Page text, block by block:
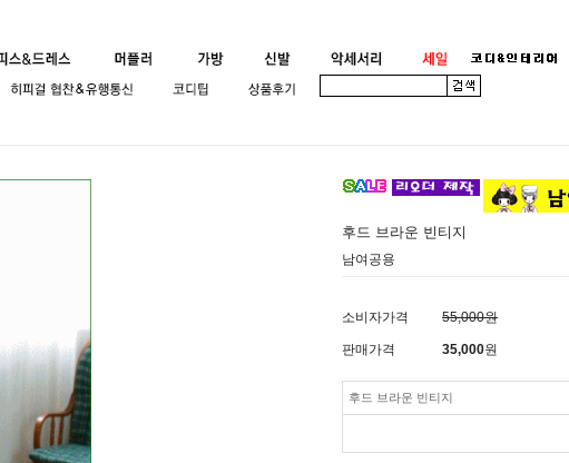
후드 브라운 빈티지
남여공용
소비자가격 55,000원
판매가격 35,000원
후드 브라운 빈티지